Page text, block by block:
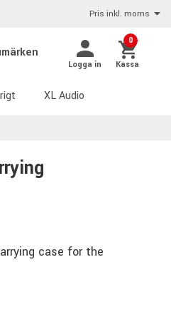
Pris inkl. moms
Logga in
0
Kassa
XL Audio
case for the